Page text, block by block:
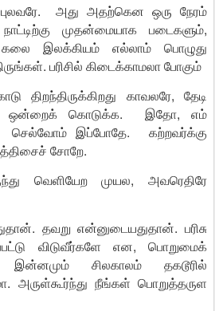
புலவரே. அது அதற்கென ஒரு நேரம்
முதன்மையாக படைகளும்,
இலக்கியம் எல்லாம் பொழுது
பரிசில் கிடைக்காமலா போகும்
திறந்திருக்கிறது காவலரே, தேடி
ஒன்றைக் கொடுக்க. இதோ, எம்
செல்வோம் இப்போதே. கற்றவர்க்கு
சோறே.
வெளியேற முயல, அவரெதிரே
தவறு என்னுடையதுதான். பரிசு
விடுவீர்களே என, பொறுமைக்
சிலகாலம் தகடூரில்
அருள்கூர்ந்து நீங்கள் பொறுத்தருள